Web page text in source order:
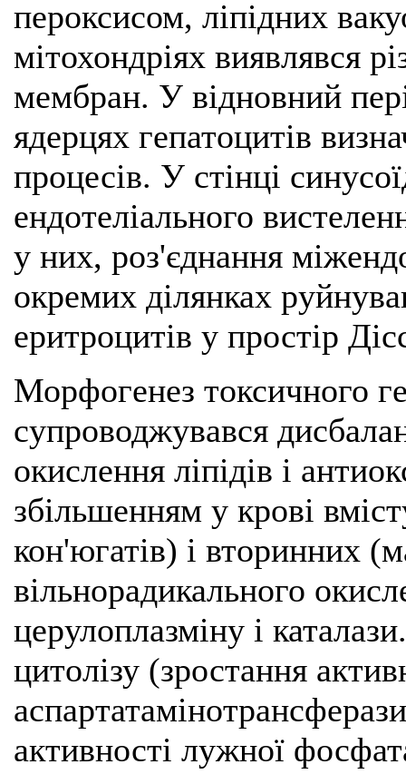
пероксисом, ліпідних
мітохондріях виявлявся
мембран. У відновний
ядерцях гепатоцитів
процесів. У стінці
ендотеліального
у них, роз'єднання
окремих ділянках
еритроцитів у простір
Морфогенез токсичного
супроводжувався
окислення ліпідів і
збільшенням у крові
кон'югатів) і вторинних
вільнорадикального
церулоплазміну і
цитолізу (зростання
активності лужної